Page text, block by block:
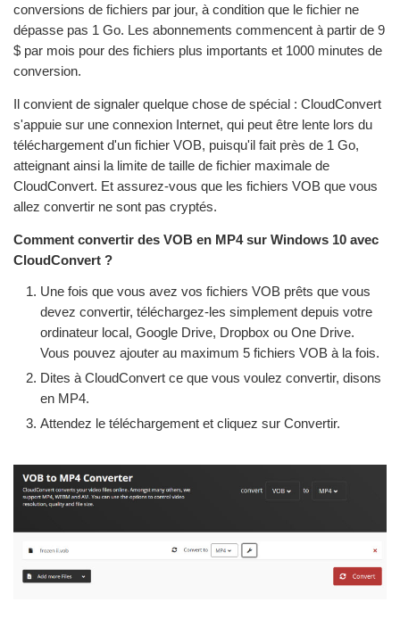
conversions de fichiers par jour, à condition que le fichier ne
dépasse pas 1 Go. Les abonnements commencent à partir de 9
$ par mois pour des fichiers plus importants et 1000 minutes de
conversion.
Il convient de signaler quelque chose de spécial : CloudConvert
s'appuie sur une connexion Internet, qui peut être lente lors du
téléchargement d'un fichier VOB, puisqu'il fait près de 1 Go,
atteignant ainsi la limite de taille de fichier maximale de
CloudConvert. Et assurez-vous que les fichiers VOB que vous
allez convertir ne sont pas cryptés.
Comment convertir des VOB en MP4 sur Windows 10 avec
CloudConvert ?
Une fois que vous avez vos fichiers VOB prêts que vous
devez convertir, téléchargez-les simplement depuis votre
ordinateur local, Google Drive, Dropbox ou One Drive.
Vous pouvez ajouter au maximum 5 fichiers VOB à la fois.
Dites à CloudConvert ce que vous voulez convertir, disons
en MP4.
Attendez le téléchargement et cliquez sur Convertir.